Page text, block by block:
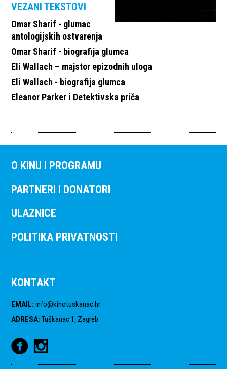
VEZANI TEKSTOVI
Omar Sharif - glumac
antologijskih ostvarenja
Omar Sharif - biografija glumca
Eli Wallach – majstor epizodnih uloga
Eli Wallach - biografija glumca
Eleanor Parker i Detektivska priča
O KINU I PROGRAMU
PARTNERI I DONATORI
ULAZNICE
POLITIKA PRIVATNOSTI
KONTAKT
EMAIL: info@kinotuskanac.hr
ADRESA: Tuškanac 1, Zagreb